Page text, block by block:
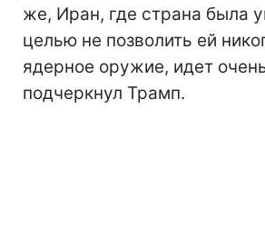
же, Иран, где страна была
целью не позволить ей
ядерное оружие, идет
подчеркнул Трамп.